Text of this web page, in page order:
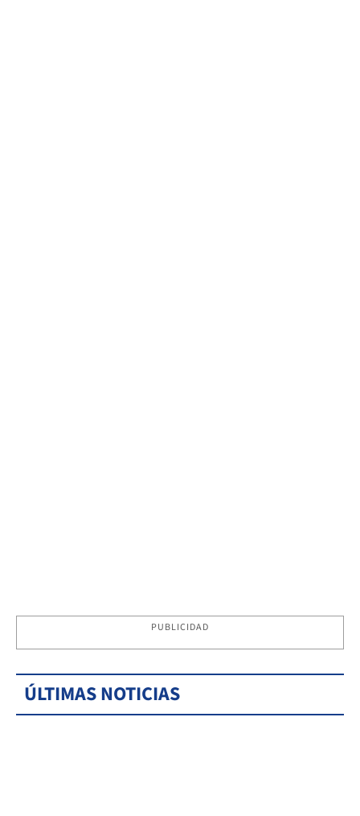
PUBLICIDAD
ÚLTIMAS NOTICIAS